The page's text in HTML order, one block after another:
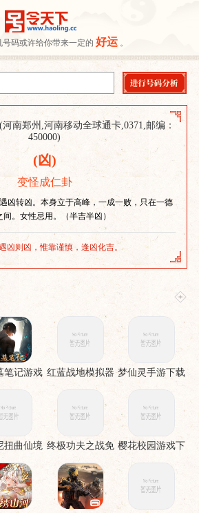
号码或许给你带来一定的 好运 。
南郑州,河南移动全球通卡,0371,邮编：
450000)
(凶)
变怪成仁卦
凶转凶。本身立于高峰，一成一败，只在一德
间。女性忌用。（半吉半凶）
凶则凶，惟靠谨慎，逢凶化吉。
笔记游戏 红蓝战地模拟器 梦仙灵手游下载
扭曲仙境 终极功夫之战免 樱花校园游戏下